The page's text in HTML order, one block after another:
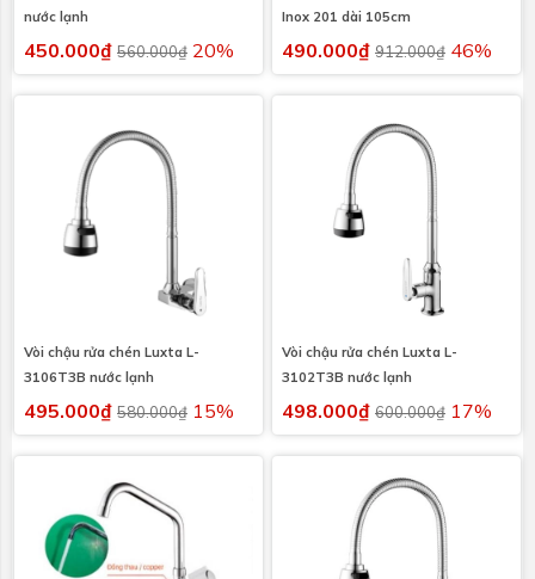
nước lạnh
450.000₫ 560.000₫ 20%
Inox 201 dài 105cm
490.000₫ 912.000₫ 46%
Vòi chậu rửa chén Luxta L-
3106T3B nước lạnh
495.000₫ 580.000₫ 15%
Vòi chậu rửa chén Luxta L-
3102T3B nước lạnh
498.000₫ 600.000₫ 17%